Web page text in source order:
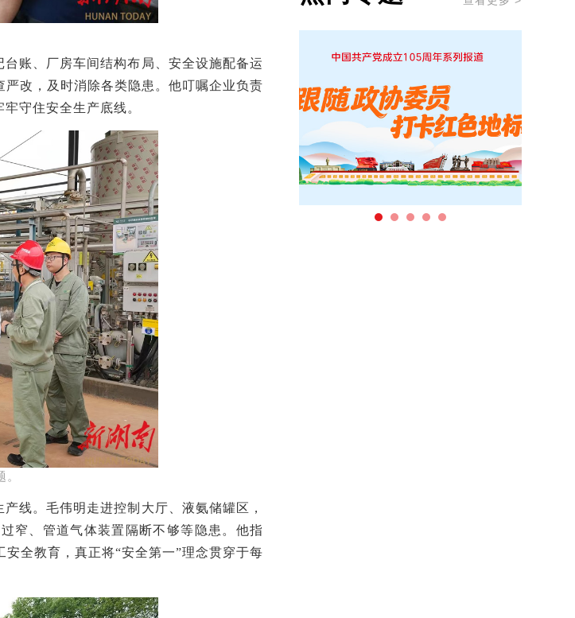
账、厂房车间结构布局、安全设施配备运
改，及时消除各类隐患 。 他叮嘱企业负责
牢守住安全生产底线。
产线。毛伟明 走进控制大厅、液氨储罐区，
窄、管道气体装置隔断不够等隐患 。他指
安全教育，真正将“安全第一”理念贯穿于每